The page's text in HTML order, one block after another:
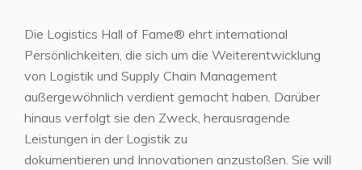
Die Logistics Hall of Fame® ehrt international
Persönlichkeiten, die sich um die Weiterentwicklung
von Logistik und Supply Chain Management
außergewöhnlich verdient gemacht haben. Darüber
hinaus verfolgt sie den Zweck, herausragende
Leistungen in der Logistik zu
dokumentieren und Innovationen anzustoßen. Sie will